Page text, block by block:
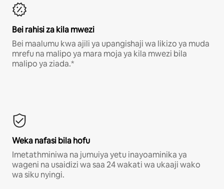
Bei rahisi za kila mwezi
Bei maalumu kwa ajili ya upangishaji wa likizo ya muda
mrefu na malipo ya mara moja ya kila mwezi bila
malipo ya ziada.*
Weka nafasi bila hofu
Imetathminiwa na jumuiya yetu inayoaminika ya
wageni na usaidizi wa saa 24 wakati wa ukaaji wako
wa siku nyingi.